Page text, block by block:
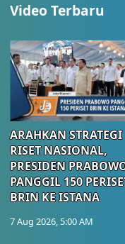
Video Terbaru
ARAHKAN STRATEGI
RISET NASIONAL,
PRESIDEN
PANGGIL 150
BRIN KE ISTANA
7 Aug 2026, 5:00 AM